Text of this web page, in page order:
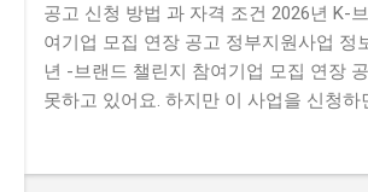
공고 신청 방법 과 자격 조건 2026년 K-
여기업 모집 연장 공고 정부지원사업 정
년 -브랜드 챌린지 참여기업 모집 연장
못하고 있어요. 하지만 이 사업을 신청하